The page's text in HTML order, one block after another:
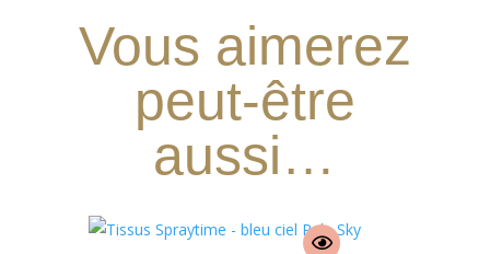
Vous aimerez
peut-être
aussi…